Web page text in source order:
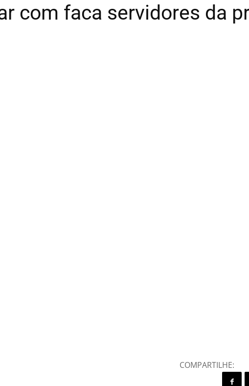
com faca servidores da
COMPARTILHE: